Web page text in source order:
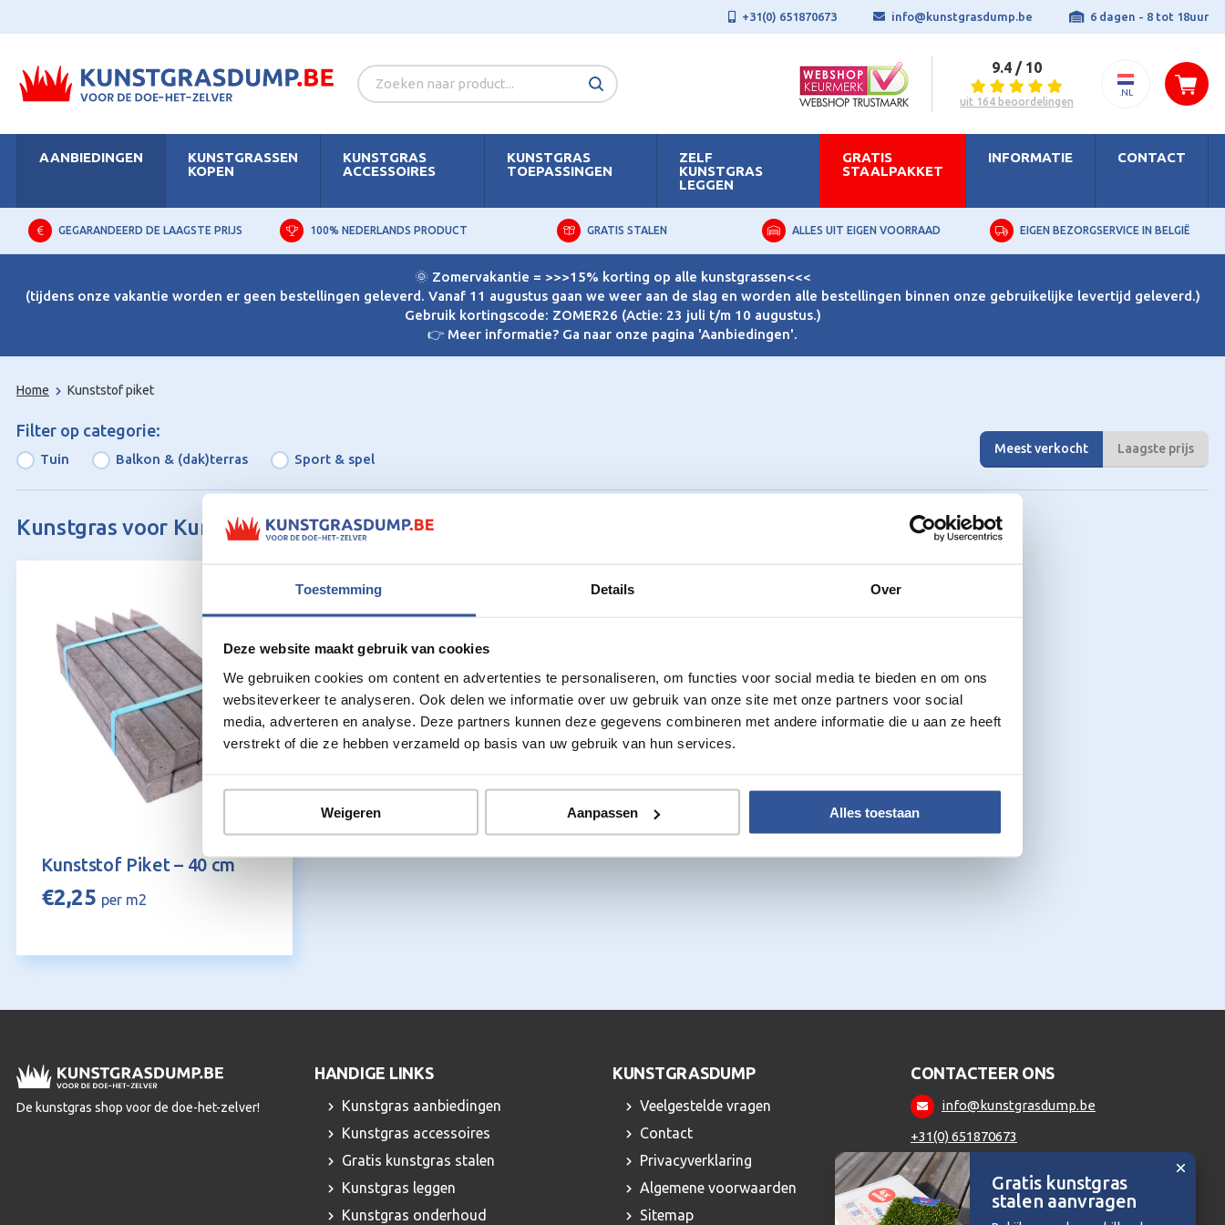
Toestemming Details Over
Deze website maakt gebruik van cookies
We gebruiken cookies om content en advertenties te personaliseren, om functies voor social media te bieden en om ons
websiteverkeer te analyseren. Ook delen we informatie over uw gebruik van onze site met onze partners voor social
media, adverteren en analyse. Deze partners kunnen deze gegevens combineren met andere informatie die u aan ze heeft
verstrekt of die ze hebben verzameld op basis van uw gebruik van hun services.
Weigeren Aanpassen Alles toestaan
+31(0) 651870673 info@kunstgrasdump.be 6 dagen - 8 tot 18uur
9.4 / 10
uit 164 beoordelingen
.NL
AANBIEDINGEN
KUNSTGRASSEN
KOPEN
KUNSTGRAS
ACCESSOIRES
KUNSTGRAS
TOEPASSINGEN
ZELF
KUNSTGRAS
LEGGEN
GRATIS
STAALPAKKET
INFORMATIE CONTACT
GEGARANDEERD DE LAAGSTE PRIJS 100% NEDERLANDS PRODUCT GRATIS STALEN ALLES UIT EIGEN VOORRAAD EIGEN BEZORGSERVICE IN BELGIË
🌞 Zomervakantie = >>>15% korting op alle kunstgrassen<<<
(tijdens onze vakantie worden er geen bestellingen geleverd. Vanaf 11 augustus gaan we weer aan de slag en worden alle bestellingen binnen onze gebruikelijke levertijd geleverd.)
Gebruik kortingscode: ZOMER26 (Actie: 23 juli t/m 10 augustus.)
👉 Meer informatie? Ga naar onze pagina 'Aanbiedingen'.
Home Kunststof piket
Filter op categorie:
Tuin Balkon & (dak)terras Sport & spel
Meest verkocht Laagste prijs
Kunstgras voor Kunststof piket:
Kunststof Piket – 40 cm
€2,25 per m2
De kunstgras shop voor de doe-het-zelver!
HANDIGE LINKS
Kunstgras aanbiedingen
Kunstgras accessoires
Gratis kunstgras stalen
Kunstgras leggen
Kunstgras onderhoud
KUNSTGRASDUMP
Veelgestelde vragen
Contact
Privacyverklaring
Algemene voorwaarden
Sitemap
CONTACTEER ONS
info@kunstgrasdump.be
+31(0) 651870673
Gratis kunstgras
stalen aanvragen